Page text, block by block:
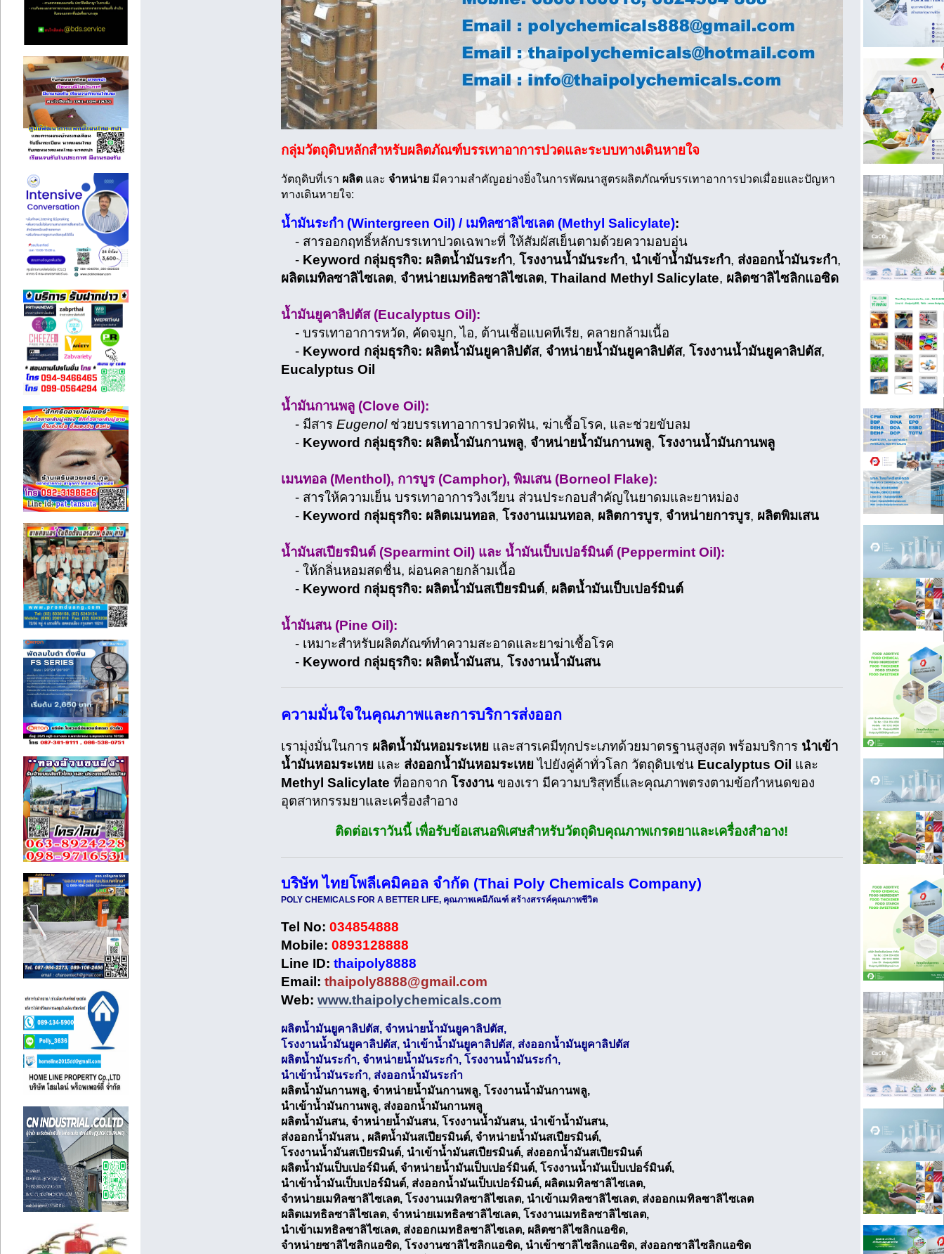
กลุ่มวัตถุดิบหลักสำหรับผลิตภัณฑ์บรรเทาอาการปวดและระบบทางเดินหายใจ
วัตถุดิบที่เรา ผลิตและ จำหน่ายมีความสำคัญอย่างยิ่งในการพัฒนาสูตรผลิตภัณฑ์บรรเทาอาการปวดเมื่อยและปัญหา
ทางเดินหายใจ:
น้ำมันระกำ (Wintergreen Oil) / เมทิลซาลิไซเลต (Methyl Salicylate):
- สารออกฤทธิ์หลักบรรเทาปวดเฉพาะที่ ให้สัมผัสเย็นตามด้วยความอบอุ่น
- Keyword กลุ่มธุรกิจ: ผลิตน้ำมันระกำ, โรงงานน้ำมันระกำ, นำเข้าน้ำมันระกำ, ส่งออกน้ำมันระกำ,
ผลิตเมทิลซาลิไซเลต, จำหน่ายเมทธิลซาลิไซเลต, Thailand Methyl Salicylate, ผลิตซาลิไซลิกแอซิด
น้ำมันยูคาลิปตัส (Eucalyptus Oil):
- บรรเทาอาการหวัด, คัดจมูก, ไอ, ต้านเชื้อแบคทีเรีย, คลายกล้ามเนื้อ
- Keyword กลุ่มธุรกิจ: ผลิตน้ำมันยูคาลิปตัส, จำหน่ายน้ำมันยูคาลิปตัส, โรงงานน้ำมันยูคาลิปตัส,
Eucalyptus Oil
น้ำมันกานพลู (Clove Oil):
- มีสาร Eugenolช่วยบรรเทาอาการปวดฟัน, ฆ่าเชื้อโรค, และช่วยขับลม
- Keyword กลุ่มธุรกิจ: ผลิตน้ำมันกานพลู, จำหน่ายน้ำมันกานพลู, โรงงานน้ำมันกานพลู
เมนทอล (Menthol), การบูร (Camphor), พิมเสน (Borneol Flake):
- สารให้ความเย็น บรรเทาอาการวิงเวียน ส่วนประกอบสำคัญในยาดมและยาหม่อง
- Keyword กลุ่มธุรกิจ: ผลิตเมนทอล, โรงงานเมนทอล, ผลิตการบูร, จำหน่ายการบูร, ผลิตพิมเสน
น้ำมันสเปียรมินต์ (Spearmint Oil) และ น้ำมันเป็บเปอร์มินต์ (Peppermint Oil):
- ให้กลิ่นหอมสดชื่น, ผ่อนคลายกล้ามเนื้อ
- Keyword กลุ่มธุรกิจ: ผลิตน้ำมันสเปียรมินต์, ผลิตน้ำมันเป็บเปอร์มินต์
น้ำมันสน (Pine Oil):
- เหมาะสำหรับผลิตภัณฑ์ทำความสะอาดและยาฆ่าเชื้อโรค
- Keyword กลุ่มธุรกิจ: ผลิตน้ำมันสน, โรงงานน้ำมันสน
ความมั่นใจในคุณภาพและการบริการส่งออก
เรามุ่งมั่นในการ ผลิตน้ำมันหอมระเหย และสารเคมีทุกประเภทด้วยมาตรฐานสูงสุด พร้อมบริการ นำเข้า
น้ำมันหอมระเหย และ ส่งออกน้ำมันหอมระเหย ไปยังคู่ค้าทั่วโลก วัตถุดิบเช่น Eucalyptus Oil และ
Methyl Salicylate ที่ออกจาก โรงงานของเรา มีความบริสุทธิ์และคุณภาพตรงตามข้อกำหนดของ
อุตสาหกรรมยาและเครื่องสำอาง
ติดต่อเราวันนี้ เพื่อรับข้อเสนอพิเศษสำหรับวัตถุดิบคุณภาพเกรดยาและเครื่องสำอาง!
บริษัท ไทยโพลีเคมิคอล จำกัด (Thai Poly Chemicals Company)
POLY CHEMICALS FOR A BETTER LIFE, คุณภาพเคมีภัณฑ์ สร้างสรรค์คุณภาพชีวิต
Tel No: 034854888
Mobile: 0893128888
Line ID: thaipoly8888
Email: thaipoly8888@gmail.com
Web: www.thaipolychemicals.com
ผลิตน้ำมันยูคาลิปตัส, จำหน่ายน้ำมันยูคาลิปตัส,
โรงงานน้ำมันยูคาลิปตัส, นำเข้าน้ำมันยูคาลิปตัส, ส่งออกน้ำมันยูคาลิปตัส
ผลิตน้ำมันระกำ, จำหน่ายน้ำมันระกำ, โรงงานน้ำมันระกำ,
นำเข้าน้ำมันระกำ, ส่งออกน้ำมันระกำ
ผลิตน้ำมันกานพลู, จำหน่ายน้ำมันกานพลู, โรงงานน้ำมันกานพลู,
นำเข้าน้ำมันกานพลู, ส่งออกน้ำมันกานพลู
ผลิตน้ำมันสน, จำหน่ายน้ำมันสน, โรงงานน้ำมันสน, นำเข้าน้ำมันสน,
ส่งออกน้ำมันสน , ผลิตน้ำมันสเปียรมินต์, จำหน่ายน้ำมันสเปียรมินต์,
โรงงานน้ำมันสเปียรมินต์, นำเข้าน้ำมันสเปียรมินต์, ส่งออกน้ำมันสเปียรมินต์
ผลิตน้ำมันเป็บเปอร์มินต์, จำหน่ายน้ำมันเป็บเปอร์มินต์, โรงงานน้ำมันเป็บเปอร์มินต์,
นำเข้าน้ำมันเป็บเปอร์มินต์, ส่งออกน้ำมันเป็บเปอร์มินต์, ผลิตเมทิลซาลิไซเลต,
จำหน่ายเมทิลซาลิไซเลต, โรงงานเมทิลซาลิไซเลต, นำเข้าเมทิลซาลิไซเลต, ส่งออกเมทิลซาลิไซเลต
ผลิตเมทธิลซาลิไซเลต, จำหน่ายเมทธิลซาลิไซเลต, โรงงานเมทธิลซาลิไซเลต,
นำเข้าเมทธิลซาลิไซเลต, ส่งออกเมทธิลซาลิไซเลต, ผลิตซาลิไซลิกแอซิด,
จำหน่ายซาลิไซลิกแอซิด, โรงงานซาลิไซลิกแอซิด, นำเข้าซาลิไซลิกแอซิด, ส่งออกซาลิไซลิกแอซิด